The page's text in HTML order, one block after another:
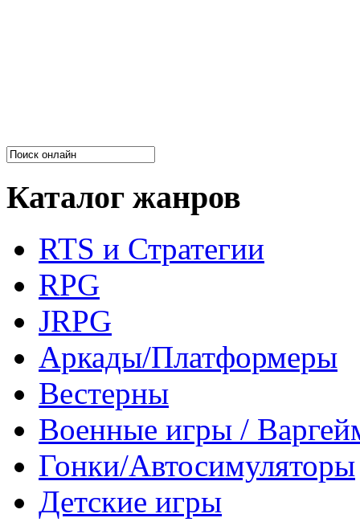
Каталог жанров
RTS и Стратегии
RPG
JRPG
Аркады/Платформеры
Вестерны
Военные игры /
Гонки/Автосимуляторы
Детские игры